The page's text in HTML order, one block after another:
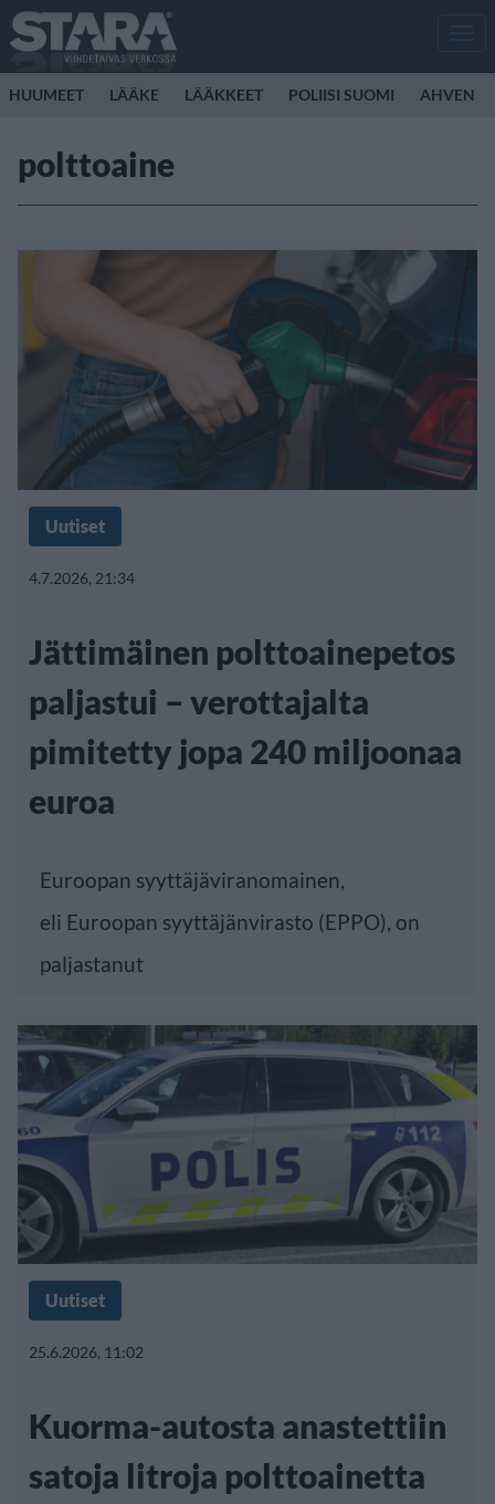
HUUMEET LÄÄKE LÄÄKKEET POLIISI SUOMI AHVEN
polttoaine
Uutiset
4.7.2026, 21:34
Jättimäinen polttoainepetos
paljastui – verottajalta
pimitetty jopa 240 miljoonaa
euroa
Euroopan syyttäjäviranomainen,
eli Euroopan syyttäjänvirasto (EPPO), on
paljastanut
Uutiset
25.6.2026, 11:02
Kuorma-autosta anastettiin
satoja litroja polttoainetta